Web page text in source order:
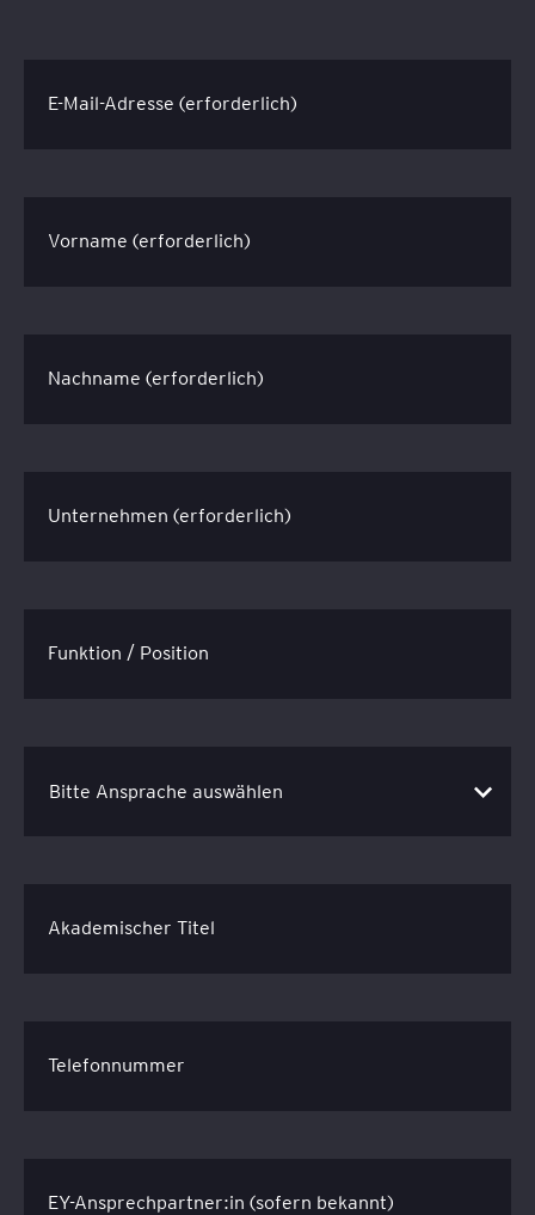
E-Mail-Adresse (erforderlich)
Vorname (erforderlich)
Nachname (erforderlich)
Unternehmen (erforderlich)
Funktion / Position
Akademischer Titel
Telefonnummer
EY-Ansprechpartner:in (sofern bekannt)